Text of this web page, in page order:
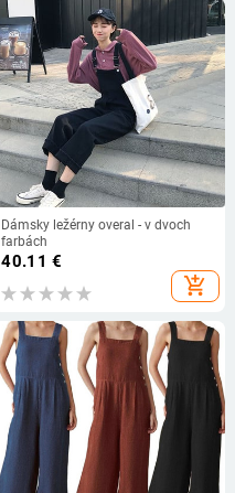
Dámsky ležérny overal - v dvoch
farbách
40.11 €
add_shopping_cart